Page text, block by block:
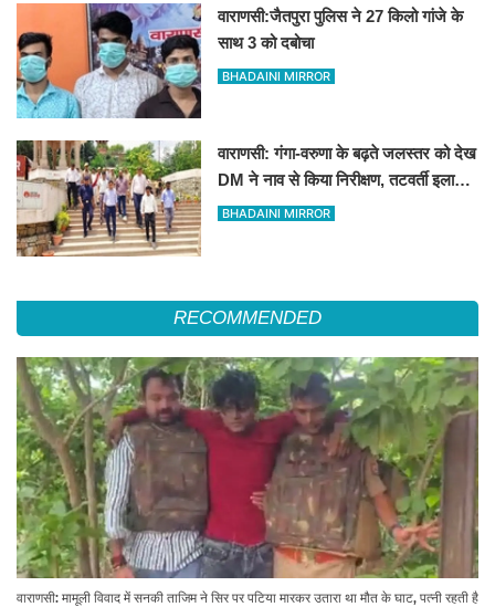
वाराणसी:जैतपुरा पुलिस ने 27 किलो गांजे के
साथ 3 को दबोचा
BHADAINI MIRROR
वाराणसी: गंगा-वरुणा के बढ़ते जलस्तर को देख
DM ने नाव से किया निरीक्षण, तटवर्ती इलाकों
के लिए अलर्ट जारी
BHADAINI MIRROR
RECOMMENDED
वाराणसी: मामूली विवाद में सनकी ताजिम ने सिर पर पटिया मारकर उतारा था मौत के घाट, पत्नी रहती है